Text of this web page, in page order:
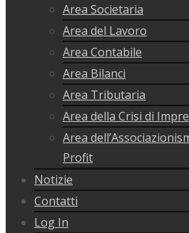
Area Societaria
Area del Lavoro
Area Contabile
Area Bilanci
Area Tributaria
Area della Crisi di
Area
Profit
Notizie
Contatti
Log In